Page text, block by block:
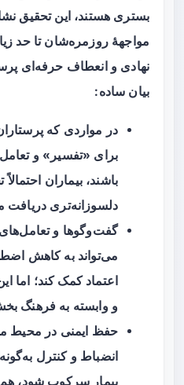
بستری هستند، این تحقیق
مواجههٔ روزمره‌شان تا حد
نهادی و انعطاف حرفه‌ای
بیان ساده:
در مواردی که
برای «تفسیر» و
باشند، بیماران
دلسوزانه‌تری دریافت
گفت‌وگوها و تعامل‌های
می‌تواند به کاهش
اعتماد کمک کند؛ اما
و وابسته به فرهنگ
حفظ ایمنی در محیط
انضباط و کنترل
بیمار سرکوب شود، هم